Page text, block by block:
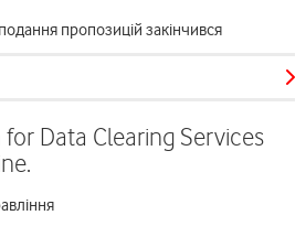
пропозицій закінчився
Data Clearing Services